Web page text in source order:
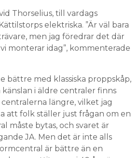
Thorselius, till vardags
elektriska. ”Är väl bara
men jag föredrar det där
vi monterar idag”, kommenterade
bättre med klassiska proppskåp,
i äldre centraler finns
längre, vilket jag
att folk ställer just frågan om en
måste bytas, och svaret är
JA. Men det är inte alls
är bättre än en